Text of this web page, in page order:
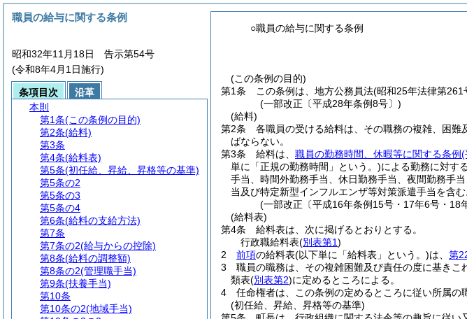
○職員の給与に関する条例
(この条例の目的)
第1条
この条例は、地方公務員法(昭和25年法律第261
(一部改正〔平成28年条例8号〕)
(給料)
第2条
各職員の受ける給料は、その職務の複雑、困
ばならない。
第3条
給料は、 職員の勤務時間、休暇等に関する条例(
単に「正規の勤務時間」という。)による勤務に対す
手当、時間外勤務手当、休日勤務手当、夜間勤務手
当及び特定新型インフルエンザ等対策派遣手当を含
(一部改正〔平成16年条例15号・17年6号・18
(給料表)
第4条
給料表は、次に掲げるとおりとする。
行政職給料表(別表第1)
2
前項の給料表(以下単に「給料表」という。)は、 第
3
職員の職務は、その複雑困難及び責任の度に基き
類表(別表第2)に定めるところによる。
4
任命権者は、この条例の定めるところに従い所属の
(初任給、昇給、昇格等の基準)
職員の給与に関する条例
昭和32年11月18日 告示第54号
(令和8年4月1日施行)
条項目次
沿革
本則
第1条(この条例の目的)
第2条(給料)
第3条
第4条(給料表)
第5条(初任給、昇給、昇格等の基準)
第5条の2
第5条の3
第5条の4
第6条(給料の支給方法)
第7条
第7条の2(給与からの控除)
第8条(給料の調整額)
第8条の2(管理職手当)
第9条(扶養手当)
第10条
第10条の2(地域手当)